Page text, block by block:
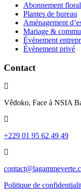
Abonnement floral
Plantes de bureau
Aménagement
Mariage &
Évènement
Évènement privé
Contact
Vêdoko, Face à NSIA
+229 01 95 62 49 49
Politique de